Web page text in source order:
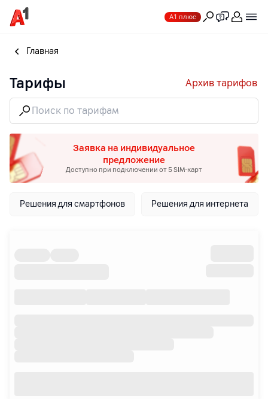
А1 плюс
Главная
Тарифы Архив тарифов
Заявка на индивидуальное
предложение
Доступно при подключении от 5 SIM-карт
Решения для смартфонов Решения для интернета